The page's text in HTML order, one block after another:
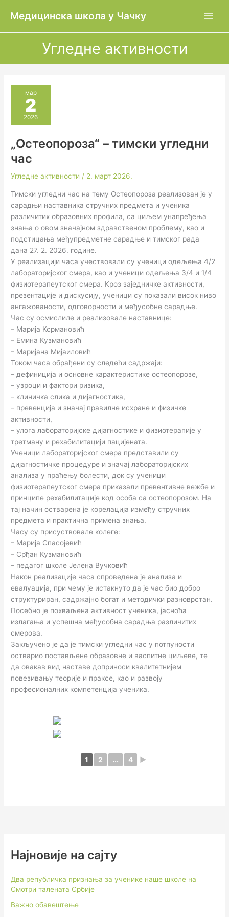
Медицинска школа у Чачку
Угледне активности
мар
2
2026
„Остеопороза“ – тимски угледни
час
Угледне активности / 2. март 2026.
Тимски угледни час на тему Остеопороза реализован је у
сарадњи наставника стручних предмета и ученика
различитих образовних профила, са циљем унапређења
знања о овом значајном здравственом проблему, као и
подстицања међупредметне сарадње и тимског рада
дана 27. 2. 2026. године.
У реализацији часа учествовали су ученици одељења 4/2
лабораторијског смера, као и ученици одељења 3/4 и 1/4
физиотерапеутског смера. Кроз заједничке активности,
презентације и дискусију, ученици су показали висок ниво
ангажованости, одговорности и међусобне сарадње.
Час су осмислиле и реализовале наставнице:
– Марија Ксрмановић
– Емина Кузмановић
– Маријана Мијаиловић
Током часа обрађени су следећи садржаји:
– дефиниција и основне карактеристике остеопорозе,
– узроци и фактори ризика,
– клиничка слика и дијагностика,
– превенција и значај правилне исхране и физичке
активности,
– улога лабораторијске дијагностике и физиотерапије у
третману и рехабилитацији пацијената.
Ученици лабораторијског смера представили су
дијагностичке процедуре и значај лабораторијских
анализа у праћењу болести, док су ученици
физиотерапеутског смера приказали превентивне вежбе и
принципе рехабилитације код особа са остеопорозом. На
тај начин остварена је корелација између стручних
предмета и практична примена знања.
Часу су присуствовале колеге:
– Марија Спасојевић
– Срђан Кузмановић
– педагог школе Јелена Вучковић
Након реализације часа спроведена је анализа и
евалуација, при чему је истакнуто да је час био добро
структуриран, садржајно богат и методички разноврстан.
Посебно је похваљена активност ученика, јасноћа
излагања и успешна међусобна сарадња различитих
смерова.
Закључено је да је тимски угледни час у потпуности
остварио постављене образовне и васпитне циљеве, те
да овакав вид наставе доприноси квалитетнијем
повезивању теорије и праксе, као и развоју
професионалних компетенција ученика.
1 2 ... 4 ►
Најновије на сајту
Два републичка признања за ученике наше школе на
Смотри талената Србије
Важно обавештење